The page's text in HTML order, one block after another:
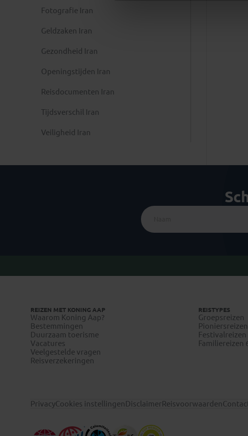
Fotografie Iran
Geldzaken Iran
Gezondheid Iran
Openingstijden Iran
Reisdocumenten Iran
Tijdsverschil Iran
Veiligheid Iran
REIZEN MET KONING AAP
Waarom Koning Aap?
Bestemmingen
Duurzaam toerisme
Vacatures
Veelgestelde vragen
Reisverzekeringen
REISTYPES
Groepsreizen
Pioniersreizen
Festivalreizen
Familiereizen
PrivacyCookies instellingen DisclaimerReisvoorwaarden